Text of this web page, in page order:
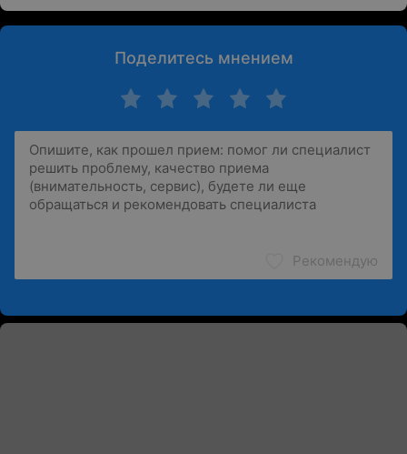
Поделитесь мнением
Рекомендую